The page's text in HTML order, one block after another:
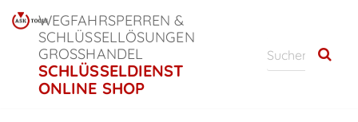
WEGFAHRSPERREN &
SCHLÜSSELLÖSUNGEN
GROSSHANDEL
SCHLÜSSELDIENST
ONLINE SHOP